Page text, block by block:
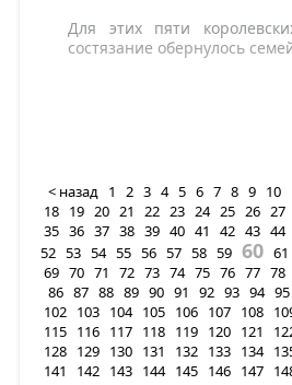
Для этих пяти
состязание обернулось
< назад 1 2 3 4 5 6 7 8 9 10
18 19 20 21 22 23 24 25 26 27
35 36 37 38 39 40 41 42 43 44
52 53 54 55 56 57 58 59 60 61
69 70 71 72 73 74 75 76 77 78
86 87 88 89 90 91 92 93 94 95
102 103 104 105 106 107 108
115 116 117 118 119 120 121
128 129 130 131 132 133 134
141
142 143 144 145 146 147